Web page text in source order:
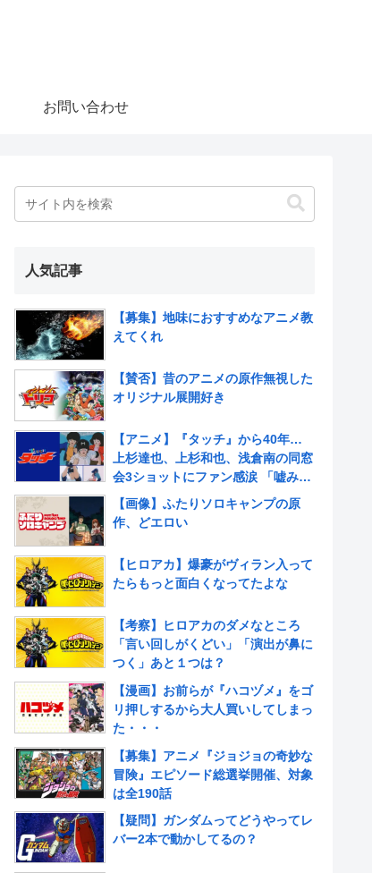
お問い合わせ
人気記事
【募集】地味におすすめなアニメ教
えてくれ
【賛否】昔のアニメの原作無視した
オリジナル展開好き
【アニメ】『タッチ』から40年…
上杉達也、上杉和也、浅倉南の同窓
会3ショットにファン感涙 「嘘みた
いだろ…また三人揃ってるんだぜ」
【画像】ふたりソロキャンプの原
作、どエロい
【ヒロアカ】爆豪がヴィラン入って
たらもっと面白くなってたよな
【考察】ヒロアカのダメなところ
「言い回しがくどい」「演出が鼻に
つく」あと１つは？
【漫画】お前らが『ハコヅメ』をゴ
リ押しするから大人買いしてしまっ
た・・・
【募集】アニメ『ジョジョの奇妙な
冒険』エピソード総選挙開催、対象
は全190話
【疑問】ガンダムってどうやってレ
バー2本で動かしてるの？